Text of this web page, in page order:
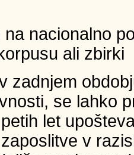
nacionalno
ali zbirki
zadnjem
se lahko
let
v